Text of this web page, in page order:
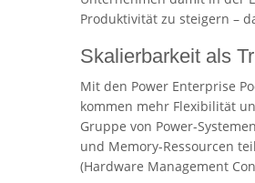
Produktivität zu steigern –
Skalierbarkeit als
Mit den Power Enterprise
kommen mehr Flexibilität
Gruppe von Power-
und Memory-Ressourcen
(Hardware Management